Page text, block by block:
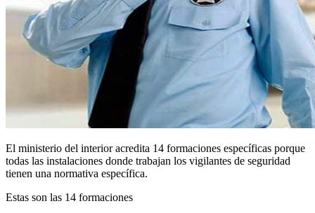
El ministerio del interior acredita 14 formaciones específicas porque
todas las instalaciones donde trabajan los vigilantes de seguridad
tienen una normativa específica.
Estas son las 14 formaciones